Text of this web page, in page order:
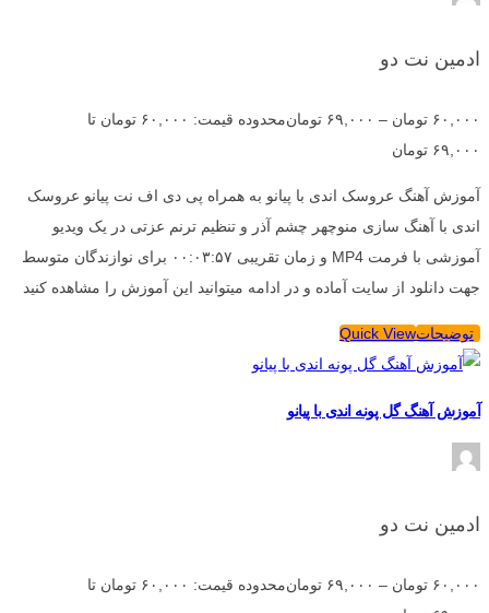
ادمین نت دو
۶۰,۰۰۰ تومان – ۶۹,۰۰۰ تومان
محدوده قیمت: ۶۰,۰۰۰ تومان تا
۶۹,۰۰۰ تومان
آموزش آهنگ عروسک اندی با پیانو به همراه پی دی اف نت پیانو عروسک
اندی با آهنگ سازی منوچهر چشم آذر و تنظیم ترنم عزتی در یک ویدیو
آموزشی با فرمت MP4 و زمان تقریبی ۰۰:۰۳:۵۷ برای نوازندگان متوسط
جهت دانلود از سایت آماده و در ادامه میتوانید این آموزش را مشاهده کنید
توضیحاتQuick View
آموزش آهنگ گل پونه اندی با پیانو
ادمین نت دو
۶۰,۰۰۰ تومان – ۶۹,۰۰۰ تومان
محدوده قیمت: ۶۰,۰۰۰ تومان تا